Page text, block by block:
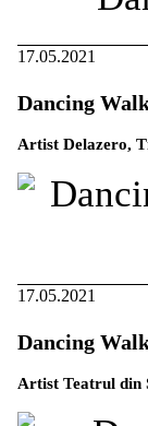
17.05.2021
Dancing
Artist Delazero,
17.05.2021
Dancing
Artist Teatrul din